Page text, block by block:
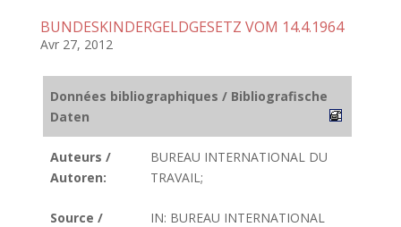
BUNDESKINDERGELDGESETZ VOM 14.4.1964
Avr 27, 2012
Données bibliographiques / Bibliografische
Daten
Auteurs /
Autoren:
BUREAU INTERNATIONAL DU
TRAVAIL;
Source /
IN: BUREAU INTERNATIONAL